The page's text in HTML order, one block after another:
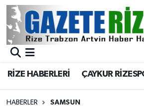
RİZE HABERLERİ ÇAYKUR
HABERLER SAMSUN
BÖLGEMİZ
Asayiş
Merkez Nöbetçi Eczaneler
Merkez Trafik Yoğunluk